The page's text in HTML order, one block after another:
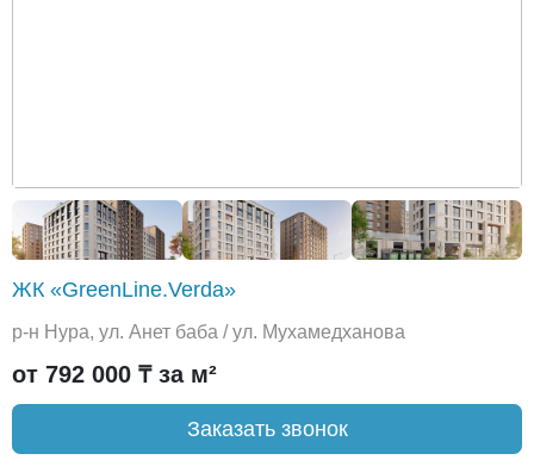
ЖК «GreenLine.Verda»
р-н Нура, ул. Анет баба / ул. Мухамедханова
от 792 000 ₸ за м²
Заказать звонок